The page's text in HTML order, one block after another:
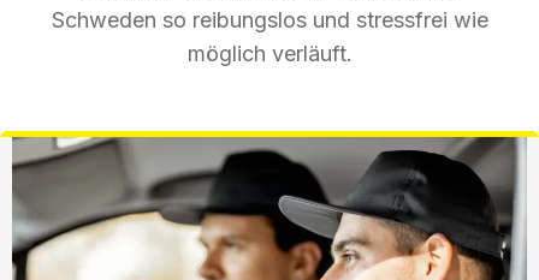
Schweden so reibungslos und stressfrei wie
möglich verläuft.